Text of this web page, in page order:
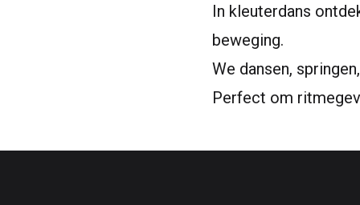
In kleuterdans
beweging.
We dansen,
Perfect om